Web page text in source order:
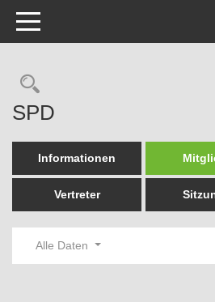
Toggle navigation
Rechercheauswahl
SPD
Informationen
Vertreter
Alle Daten